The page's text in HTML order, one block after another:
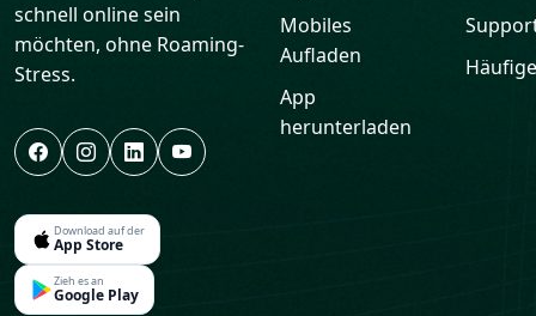
schnell online sein
möchten, ohne Roaming-
Stress.
Download auf der
App Store
Zieh es an
Google Play
Mobiles
Aufladen
App
herunterladen